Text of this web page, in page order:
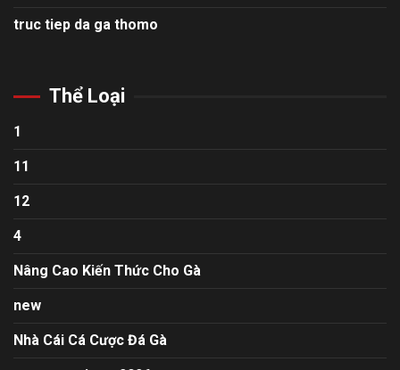
truc tiep da ga thomo
Thể Loại
1
11
12
4
Nâng Cao Kiến Thức Cho Gà
new
Nhà Cái Cá Cược Đá Gà